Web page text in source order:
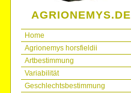
AGRIONEMYS.DE
Home
Agrionemys horsfieldii
Artbestimmung
Variabilität
Geschlechtsbestimmung